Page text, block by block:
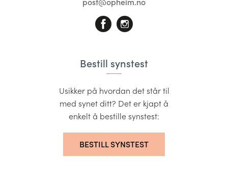
Bestill synstest
Usikker på hvordan det står til
med synet ditt? Det er kjapt å
enkelt å bestille synstest:
BESTILL SYNSTEST